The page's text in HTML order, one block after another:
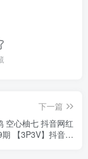
下一篇
空心柚七 抖音网红
【3P3V】抖音完